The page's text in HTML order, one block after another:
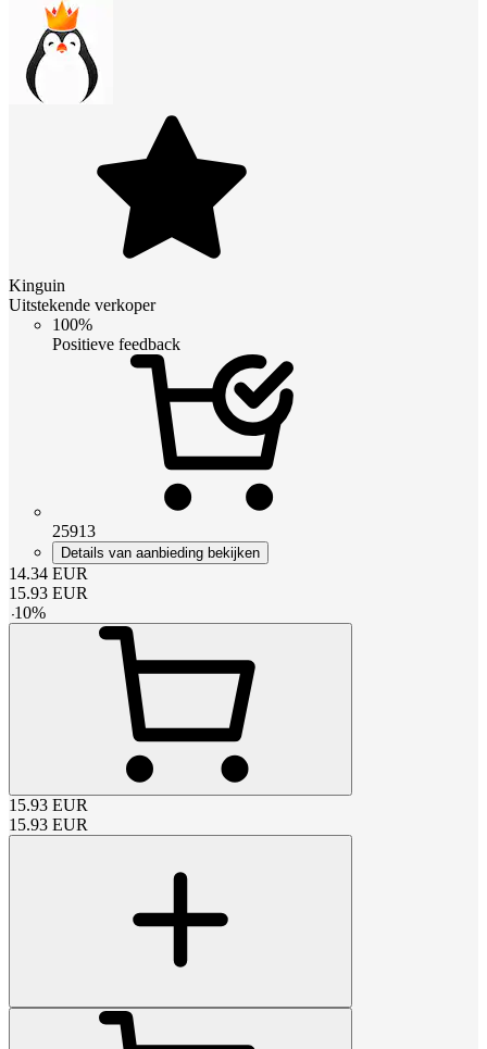
Kinguin
Uitstekende verkoper
100%
Positieve feedback
25913
Details van aanbieding bekijken
14.34 EUR
15.93 EUR
-10%
15.93 EUR
15.93 EUR